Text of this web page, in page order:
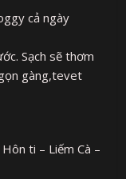
cả ngày
Sạch sẽ thơm
gàng,tevet
ti – Liếm Cà –